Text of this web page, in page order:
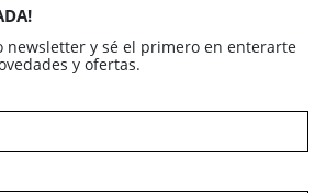
newsletter y sé el primero en enterarte
y ofertas.